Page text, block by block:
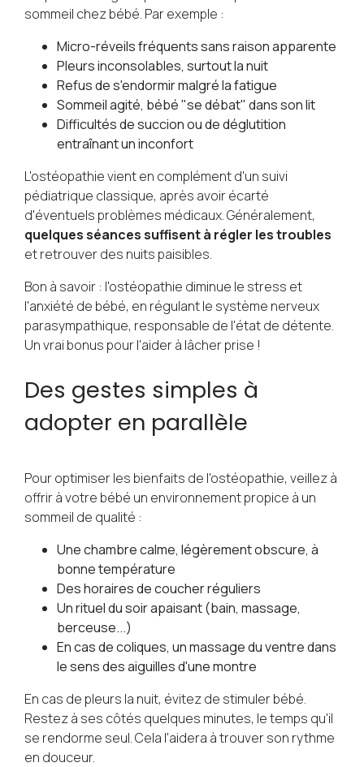
sommeil chez bébé. Par exemple :
Micro-réveils fréquents sans raison apparente
Pleurs inconsolables, surtout la nuit
Refus de s'endormir malgré la fatigue
Sommeil agité, bébé "se débat" dans son lit
Difficultés de succion ou de déglutition
entraînant un inconfort
L'ostéopathie vient en complément d'un suivi
pédiatrique classique, après avoir écarté
d'éventuels problèmes médicaux. Généralement,
quelques séances suffisent à régler les troubles
et retrouver des nuits paisibles.
Bon à savoir : l'ostéopathie diminue le stress et
l'anxiété de bébé, en régulant le système nerveux
parasympathique, responsable de l'état de détente.
Un vrai bonus pour l'aider à lâcher prise !
Des gestes simples à
adopter en parallèle
Pour optimiser les bienfaits de l'ostéopathie, veillez à
offrir à votre bébé un environnement propice à un
sommeil de qualité :
Une chambre calme, légèrement obscure, à
bonne température
Des horaires de coucher réguliers
Un rituel du soir apaisant (bain, massage,
berceuse...)
En cas de coliques, un massage du ventre dans
le sens des aiguilles d'une montre
En cas de pleurs la nuit, évitez de stimuler bébé.
Restez à ses côtés quelques minutes, le temps qu'il
se rendorme seul. Cela l'aidera à trouver son rythme
en douceur.